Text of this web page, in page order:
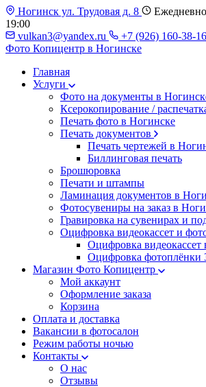
Ногинск ул. Трудовая д. 8
19:00
vulkan3@yandex.ru
+7 (926) 160-38-16
Фото Копицентр в Ногинске
Главная
Услуги
Фото на документы в
Ксерокопирование /
Печать фото в Ногинске
Печать документов
Печать чертежей в
Биллинговая печать
Брошюровка
Печати и штампы
Ламинация документов в
Фотосувениры на заказ в
Гравировка на сувенирах и
Оцифровка видеокассет и
Оцифровка видеокассет
Оцифровка фотоплёнки
Магазин Фото Копицентр
Мой аккаунт
Оформление заказа
Корзина
Оплата и доставка
Вакансии в фотосалон
Режим работы ночью
Контакты
О нас
Отзывы